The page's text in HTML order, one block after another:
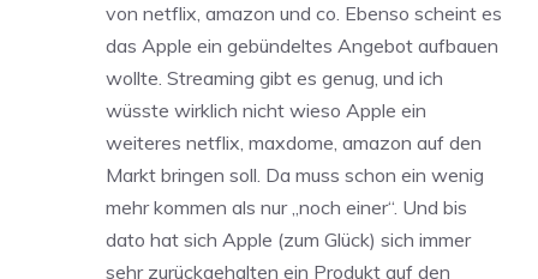
von netflix, amazon und co. Ebenso scheint es
das Apple ein gebündeltes Angebot aufbauen
wollte. Streaming gibt es genug, und ich
wüsste wirklich nicht wieso Apple ein
weiteres netflix, maxdome, amazon auf den
Markt bringen soll. Da muss schon ein wenig
mehr kommen als nur „noch einer“. Und bis
dato hat sich Apple (zum Glück) sich immer
sehr zurückgehalten ein Produkt auf den